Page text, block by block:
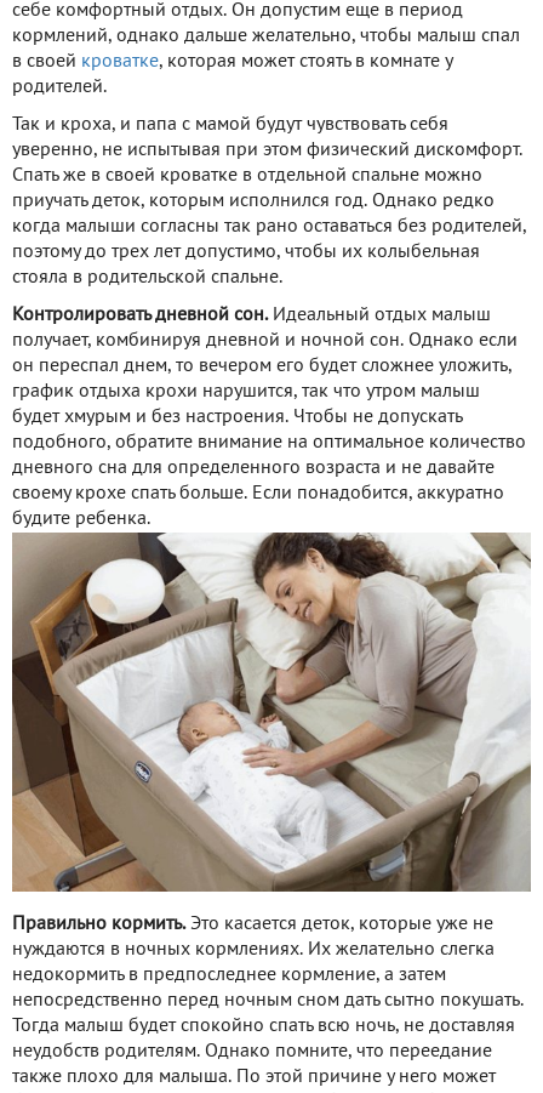
себе комфортный отдых. Он допустим еще в период
кормлений, однако дальше желательно, чтобы малыш спал
в своей кроватке, которая может стоять в комнате у
родителей.
Так и кроха, и папа с мамой будут чувствовать себя
уверенно, не испытывая при этом физический дискомфорт.
Спать же в своей кроватке в отдельной спальне можно
приучать деток, которым исполнился год. Однако редко
когда малыши согласны так рано оставаться без родителей,
поэтому до трех лет допустимо, чтобы их колыбельная
стояла в родительской спальне.
Контролировать дневной сон.Идеальный отдых малыш
получает, комбинируя дневной и ночной сон. Однако если
он переспал днем, то вечером его будет сложнее уложить,
график отдыха крохи нарушится, так что утром малыш
будет хмурым и без настроения. Чтобы не допускать
подобного, обратите внимание на оптимальное количество
дневного сна для определенного возраста и не давайте
своему крохе спать больше. Если понадобится, аккуратно
будите ребенка.
Правильно кормить.Это касается деток, которые уже не
нуждаются в ночных кормлениях. Их желательно слегка
недокормить в предпоследнее кормление, а затем
непосредственно перед ночным сном дать сытно покушать.
Тогда малыш будет спокойно спать всю ночь, не доставляя
неудобств родителям. Однако помните, что переедание
также плохо для малыша. По этой причине у него может